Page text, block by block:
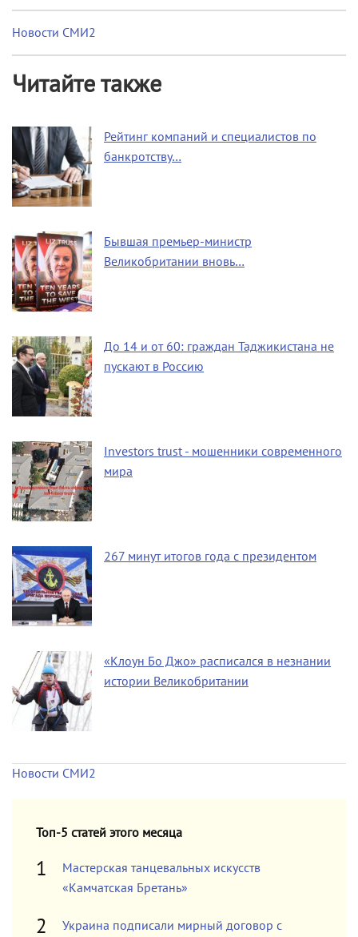
Новости СМИ2
Читайте также
Рейтинг компаний и специалистов по
банкротству…
Бывшая премьер-министр
Великобритании вновь…
До 14 и от 60: граждан Таджикистана не
пускают в Россию
Investors trust - мошенники современного
мира
267 минут итогов года с президентом
«Клоун Бо Джо» расписался в незнании
истории Великобритании
Новости СМИ2
Топ-5 статей этого месяца
Мастерская танцевальных искусств
«Камчатская Бретань»
Украина подписали мирный договор с